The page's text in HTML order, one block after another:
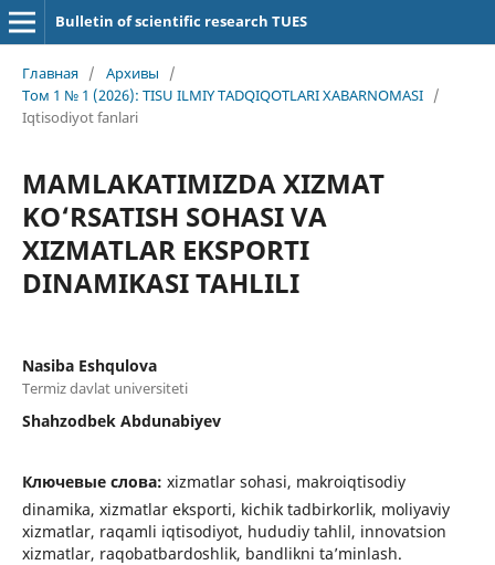
Bulletin of scientific research TUES
Главная / Архивы
/
Том 1 № 1 (2026): TISU ILMIY TADQIQOTLARI XABARNOMASI /
Iqtisodiyot fanlari
MAMLAKATIMIZDA XIZMAT
KO‘RSATISH SOHASI VA
XIZMATLAR EKSPORTI
DINAMIKASI TAHLILI
Nasiba Eshqulova
Termiz davlat universiteti
Shahzodbek Abdunabiyev
Ключевые слова: xizmatlar sohasi, makroiqtisodiy
dinamika, xizmatlar eksporti, kichik tadbirkorlik, moliyaviy
xizmatlar, raqamli iqtisodiyot, hududiy tahlil, innovatsion
xizmatlar, raqobatbardoshlik, bandlikni ta’minlash.